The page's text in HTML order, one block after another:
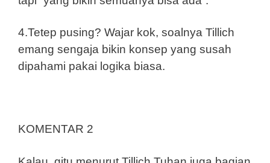
4.Tetep pusing? Wajar kok, soalnya Tillich
emang sengaja bikin konsep yang susah
dipahami pakai logika biasa.
KOMENTAR 2